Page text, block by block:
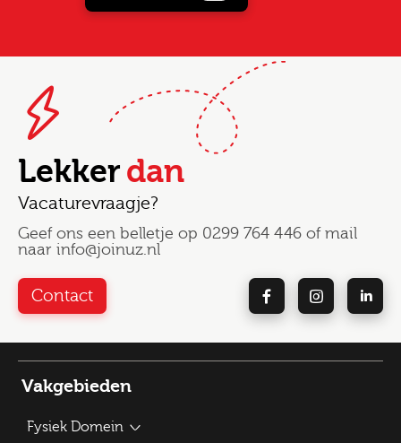
Lekkerdan
Vacaturevraagje?
Geef ons een belletje op 0299 764 446 of mail
naar info@joinuz.nl
Contact
Vakgebieden
Fysiek Domein